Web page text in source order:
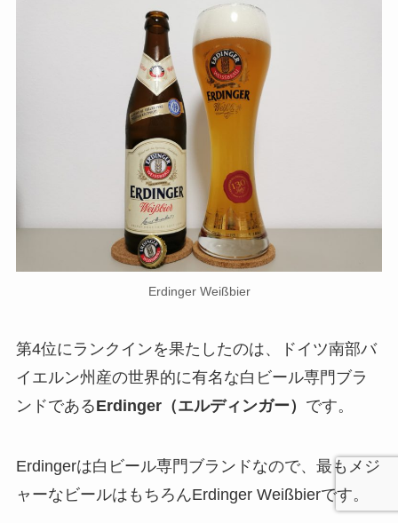
Erdinger Weißbier
第4位にランクインを果たしたのは、ドイツ南部バ
イエルン州産の世界的に有名な白ビール専門ブラ
ンドであるErdinger（エルディンガー） です。
Erdingerは白ビール専門ブランドなので、最もメジ
ャーなビールはもちろんErdinger Weißbierです。